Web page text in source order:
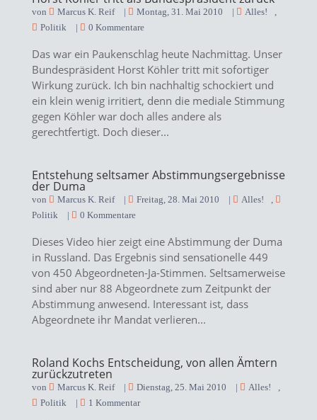
von Marcus K. Reif | Montag, 31. Mai 2010 | Alles!
,
Politik
| 0 Kommentare
Das war ein Paukenschlag heute Nachmittag. Unser
Bundespräsident Horst Köhler tritt mit sofortiger
Wirkung zurück. Ich bin nachhaltig schockiert und
ein klein wenig irritiert, denn die mediale Stimmung
gegen Köhler war doch alles andere als
gerechtfertigt. Doch dieser...
Entstehung seltsamer Abstimmungsergebnisse
der Duma
von Marcus K. Reif | Freitag, 28. Mai 2010 | Alles!
,
Politik
| 0 Kommentare
Dieses Video hier zeigt eine Abstimmung der Duma
in Russland. Das Ergebnis sind sensationelle 449
von 450 Abgeordneten-Ja-Stimmen. Seltsamerweise
sind aber nur 88 Abgeordnete zum Zeitpunkt der
Abstimmung anwesend. Interessant ist, dass
Abgeordnete ihr Mandat verlieren...
Roland Kochs Entscheidung, von allen Ämtern
zurückzutreten
von Marcus K. Reif | Dienstag, 25. Mai 2010 | Alles!
,
Politik
| 1 Kommentar